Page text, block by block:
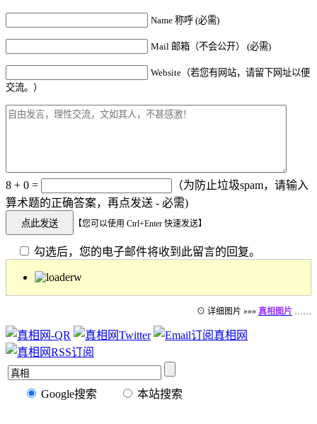
Name 称呼 (必需)
Mail 邮箱（不会公开） (必需)
Website（若您有网站，请留下网址以便
交流。）
8 + 0 =
（为防止垃圾spam，请输入
算术题的正确答案，再点发送 - 必需)
【您可以使用 Ctrl+Enter 快速发送】
勾选后，您的电子邮件将收到此留言的回复。
⊙ 详细图片 »»» 真相图片 ……
Google搜索 本站搜索